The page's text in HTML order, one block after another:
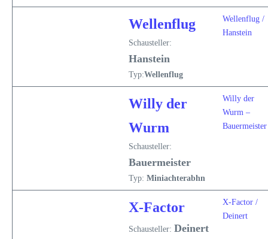
Wellenflug
Schausteller:
Hanstein
Typ:Wellenflug
Wellenflug /
Hanstein
Willy der
Wurm
Schausteller:
Bauermeister
Typ: Miniachterabhn
Willy der
Wurm –
Bauermeister
X-Factor
Schausteller: Deinert
X-Factor /
Deinert